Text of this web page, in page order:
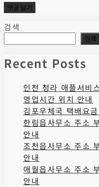
검색
검색
Recent Posts
인천 청라 애플서비
영업시간 위치 안내
김포우체국 택배요
한림읍사무소 주소
안내
조천읍사무소 주소
안내
애월읍사무소 주소
안내